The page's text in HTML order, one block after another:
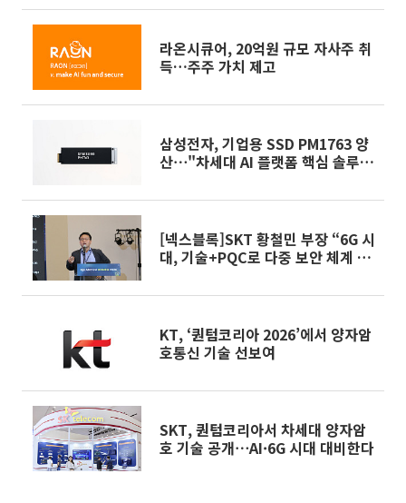
라온시큐어, 20억원 규모 자사주 취
득…주주 가치 제고
삼성전자, 기업용 SSD PM1763 양
산⋯"차세대 AI 플랫폼 핵심 솔루
[넥스블록]SKT 황철민 부장 “6G 시
대, 기술+PQC로 다중 보안 체계 구
KT, ‘퀀텀코리아 2026’에서 양자암
호통신 기술 선보여
SKT, 퀀텀코리아서 차세대 양자암
호 기술 공개⋯AI·6G 시대 대비한다